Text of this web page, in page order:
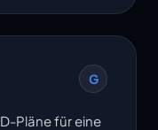
G
Pläne für eine